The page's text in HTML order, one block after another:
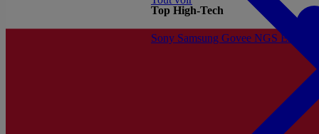
Top High-Tech
Sony Samsung Govee NGS Energy